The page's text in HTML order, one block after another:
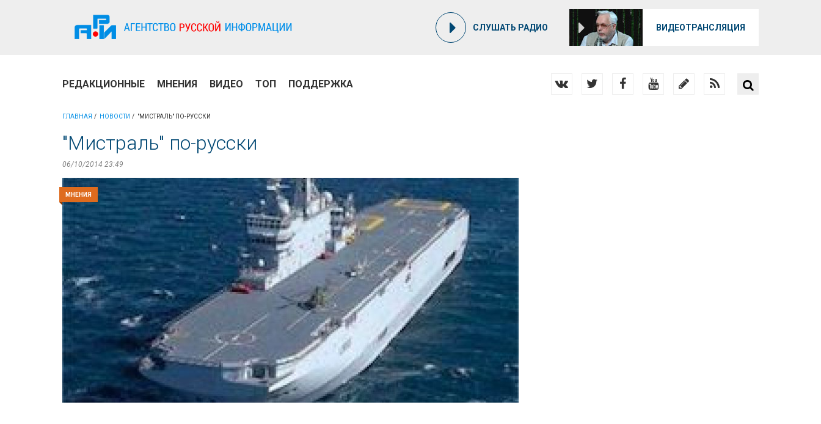
СЛУШАТЬ РАДИО ВИДЕОТРАНСЛЯЦИЯ
РЕДАКЦИОННЫЕ МНЕНИЯ ВИДЕО ТОП ПОДДЕРЖКА
ГЛАВНАЯ НОВОСТИ "МИСТРАЛЬ" ПО-РУССКИ
"Мистраль" по-русски
06/10/2014 23:49
МНЕНИЯ